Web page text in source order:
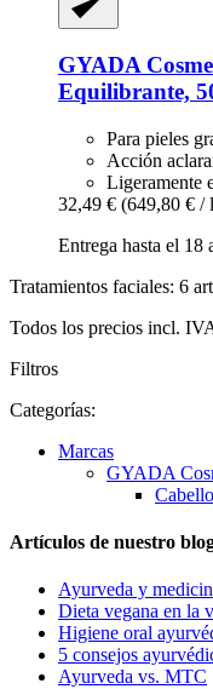
GYADA
Equilibrante,
Para pieles
Acción
Ligeramente
32,49 € (649,80 € /
Entrega hasta el 18
Tratamientos faciales: 6
Todos los precios incl.
Filtros
Categorías:
Marcas
GYADA
Artículos de nuestro
Ayurveda y
Dieta vegana en la
Higiene oral
5 consejos
Ayurveda vs. MTC